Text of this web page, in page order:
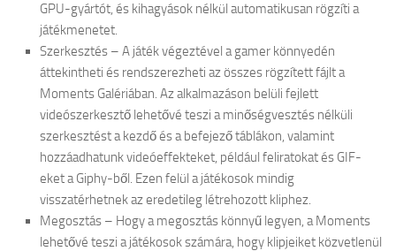
GPU-gyártót, és kihagyások nélkül automatikusan rögzíti a
játékmenetet.
Szerkesztés – A játék végeztével a gamer könnyedén
áttekintheti és rendszerezheti az összes rögzített fájlt a
Moments Galériában. Az alkalmazáson belüli fejlett
videószerkesztő lehetővé teszi a minőségvesztés nélküli
szerkesztést a kezdő és a befejező táblákon, valamint
hozzáadhatunk videóeffekteket, például feliratokat és GIF-
eket a Giphy-ből. Ezen felül a játékosok mindig
visszatérhetnek az eredetileg létrehozott kliphez.
Megosztás – Hogy a megosztás könnyű legyen, a Moments
lehetővé teszi a játékosok számára, hogy klipjeiket közvetlenül